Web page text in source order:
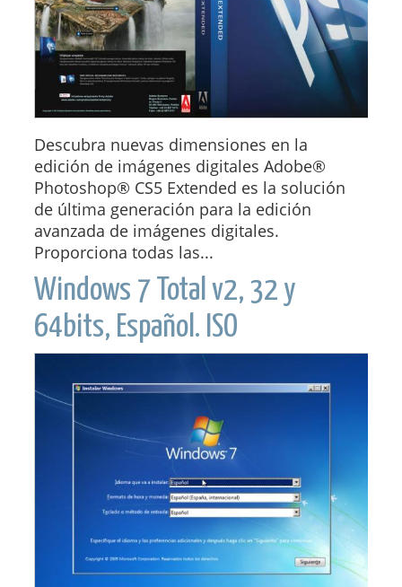
Descubra nuevas dimensiones en la
edición de imágenes digitales Adobe®
Photoshop® CS5 Extended es la solución
de última generación para la edición
avanzada de imágenes digitales.
Proporciona todas las...
Windows 7 Total v2, 32 y
64bits, Español. ISO